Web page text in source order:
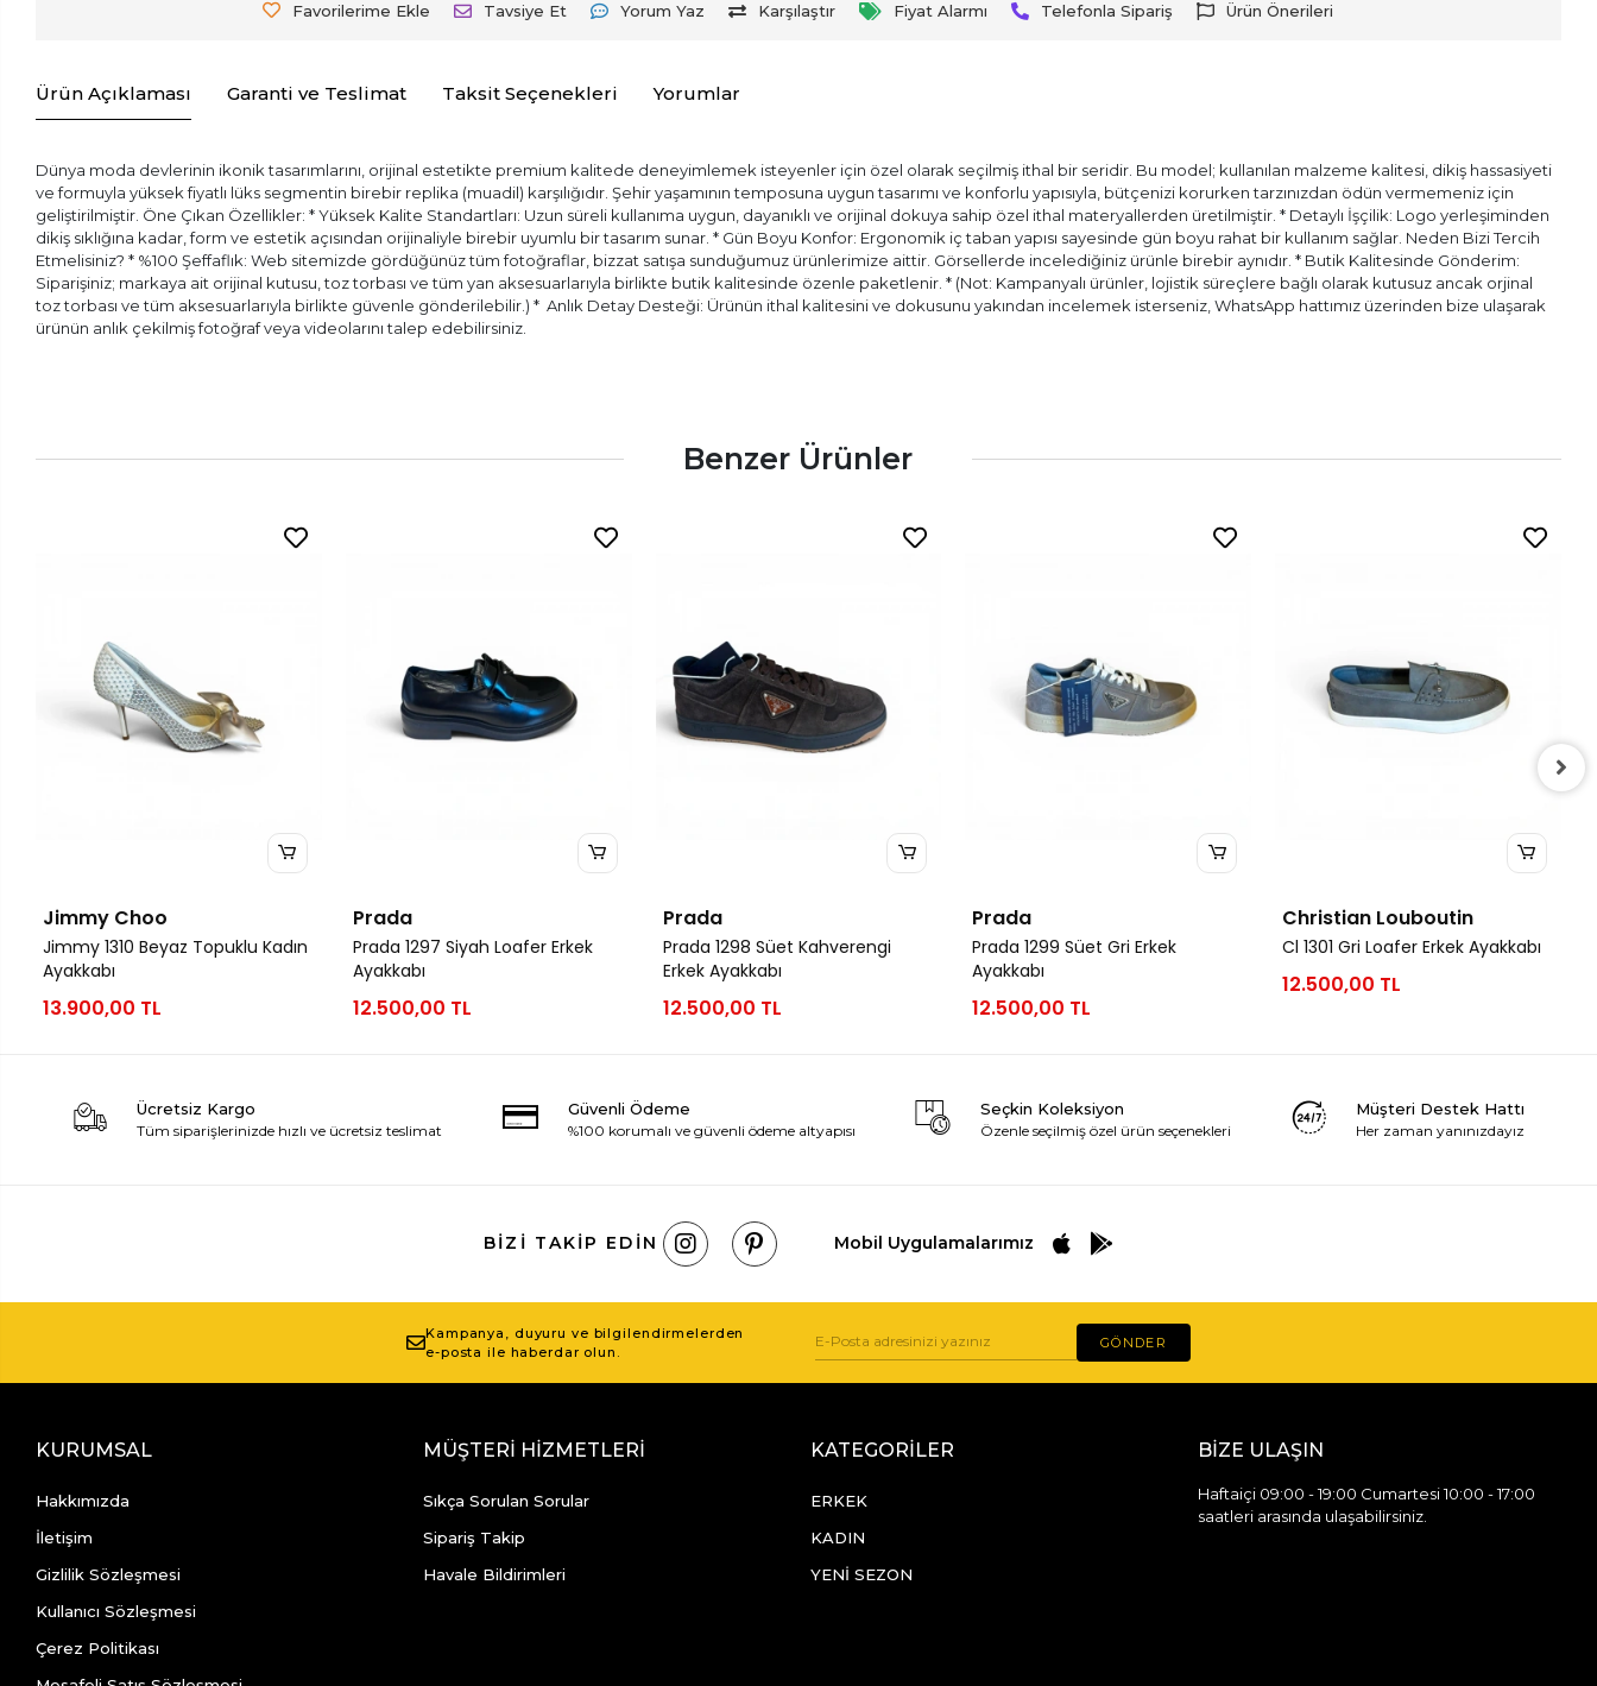
Favorilerime Ekle Tavsiye Et Yorum Yaz Karşılaştır Fiyat Alarmı Telefonla Sipariş Ürün Önerileri
Ürün Açıklaması Garanti ve Teslimat Taksit Seçenekleri Yorumlar
Dünya moda devlerinin ikonik tasarımlarını, orijinal estetikte premium kalitede deneyimlemek isteyenler için özel olarak seçilmiş ithal bir seridir. Bu model; kullanılan malzeme kalitesi, dikiş hassasiyeti
ve formuyla yüksek fiyatlı lüks segmentin birebir replika (muadil) karşılığıdır. Şehir yaşamının temposuna uygun tasarımı ve konforlu yapısıyla, bütçenizi korurken tarzınızdan ödün vermemeniz için
geliştirilmiştir. Öne Çıkan Özellikler: * Yüksek Kalite Standartları: Uzun süreli kullanıma uygun, dayanıklı ve orijinal dokuya sahip özel ithal materyallerden üretilmiştir. * Detaylı İşçilik: Logo yerleşiminden
dikiş sıklığına kadar, form ve estetik açısından orijinaliyle birebir uyumlu bir tasarım sunar. * Gün Boyu Konfor: Ergonomik iç taban yapısı sayesinde gün boyu rahat bir kullanım sağlar. Neden Bizi Tercih
Etmelisiniz? * %100 Şeffaflık: Web sitemizde gördüğünüz tüm fotoğraflar, bizzat satışa sunduğumuz ürünlerimize aittir. Görsellerde incelediğiniz ürünle birebir aynıdır. * Butik Kalitesinde Gönderim:
Siparişiniz; markaya ait orijinal kutusu, toz torbası ve tüm yan aksesuarlarıyla birlikte butik kalitesinde özenle paketlenir. * (Not: Kampanyalı ürünler, lojistik süreçlere bağlı olarak kutusuz ancak orjinal
toz torbası ve tüm aksesuarlarıyla birlikte güvenle gönderilebilir.) * ⁠ Anlık Detay Desteği: Ürünün ithal kalitesini ve dokusunu yakından incelemek isterseniz, WhatsApp hattımız üzerinden bize ulaşarak
ürünün anlık çekilmiş fotoğraf veya videolarını talep edebilirsiniz.
Benzer Ürünler
Jimmy Choo
Jimmy 1310 Beyaz Topuklu Kadın
Ayakkabı
13.900,00 TL
Prada
Prada 1297 Siyah Loafer Erkek
Ayakkabı
12.500,00 TL
Prada
Prada 1298 Süet Kahverengi
Erkek Ayakkabı
12.500,00 TL
Prada
Prada 1299 Süet Gri Erkek
Ayakkabı
12.500,00 TL
Christian Louboutin
Cl 1301 Gri Loafer Erkek Ayakkabı
12.500,00 TL
Ücretsiz Kargo
Tüm siparişlerinizde hızlı ve ücretsiz teslimat
Güvenli Ödeme
%100 korumalı ve güvenli ödeme altyapısı
Seçkin Koleksiyon
Özenle seçilmiş özel ürün seçenekleri
Müşteri Destek Hattı
Her zaman yanınızdayız
BIZI TAKIP EDIN Mobil Uygulamalarımız
Kampanya, duyuru ve bilgilendirmelerden
e-posta ile haberdar olun.
GÖNDER
KURUMSAL
Hakkımızda
İletişim
Gizlilik Sözleşmesi
Kullanıcı Sözleşmesi
Çerez Politikası
MÜŞTERİ HİZMETLERİ
Sıkça Sorulan Sorular
Sipariş Takip
Havale Bildirimleri
KATEGORİLER
ERKEK
KADIN
YENİ SEZON
BİZE ULAŞIN
Haftaiçi 09:00 - 19:00 Cumartesi 10:00 - 17:00
saatleri arasında ulaşabilirsiniz.